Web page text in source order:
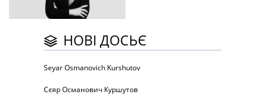
НОВІ ДОСЬЄ
Seyar Osmanovich Kurshutov
Сєяр Османович Куршутов